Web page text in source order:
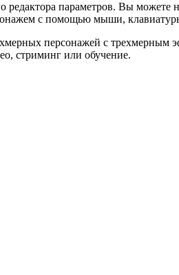
параметров. Вы можете
с помощью мыши,
персонажей с
стриминг или обучение.